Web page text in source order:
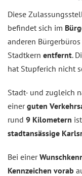
Diese
befindet sich im
anderen
Stadtkern entfernt.
hat Stupferich nicht
Stadt- und zugleich
einerguten
rund 9 Kilometern
stadtansässige
Bei einer
Kennzeichen vorab